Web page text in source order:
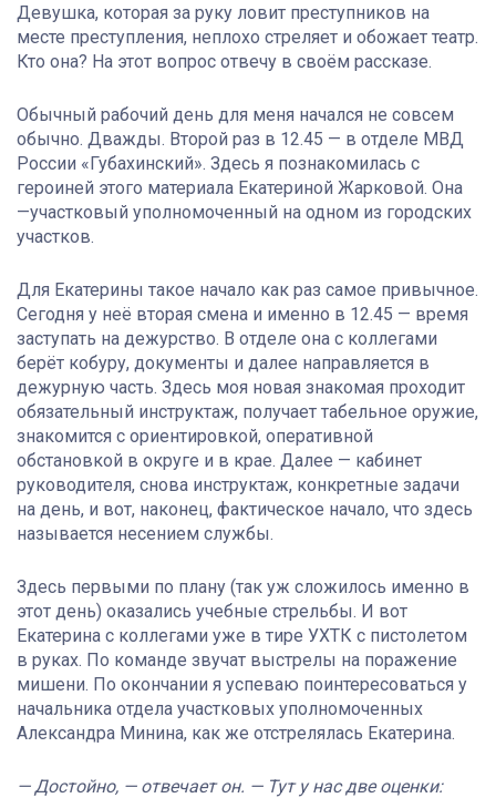
Девушка, которая за руку ловит преступников на
месте преступления, неплохо стреляет и обожает театр.
Кто она? На этот вопрос отвечу в своём рассказе.
Обычный рабочий день для меня начался не совсем
обычно. Дважды. Второй раз в 12.45 — в отделе МВД
России «Губахинский». Здесь я познакомилась с
героиней этого материала Екатериной Жарковой. Она
—участковый уполномоченный на одном из городских
участков.
Для Екатерины такое начало как раз самое привычное.
Сегодня у неё вторая смена и именно в 12.45 — время
заступать на дежурство. В отделе она с коллегами
берёт кобуру, документы и далее направляется в
дежурную часть. Здесь моя новая знакомая проходит
обязательный инструктаж, получает табельное оружие,
знакомится с ориентировкой, оперативной
обстановкой в округе и в крае. Далее — кабинет
руководителя, снова инструктаж, конкретные задачи
на день, и вот, наконец, фактическое начало, что здесь
называется несением службы.
Здесь первыми по плану (так уж сложилось именно в
этот день) оказались учебные стрельбы. И вот
Екатерина с коллегами уже в тире УХТК с пистолетом
в руках. По команде звучат выстрелы на поражение
мишени. По окончании я успеваю поинтересоваться у
начальника отдела участковых уполномоченных
Александра Минина, как же отстрелялась Екатерина.
— Достойно, — отвечает он. — Тут у нас две оценки: